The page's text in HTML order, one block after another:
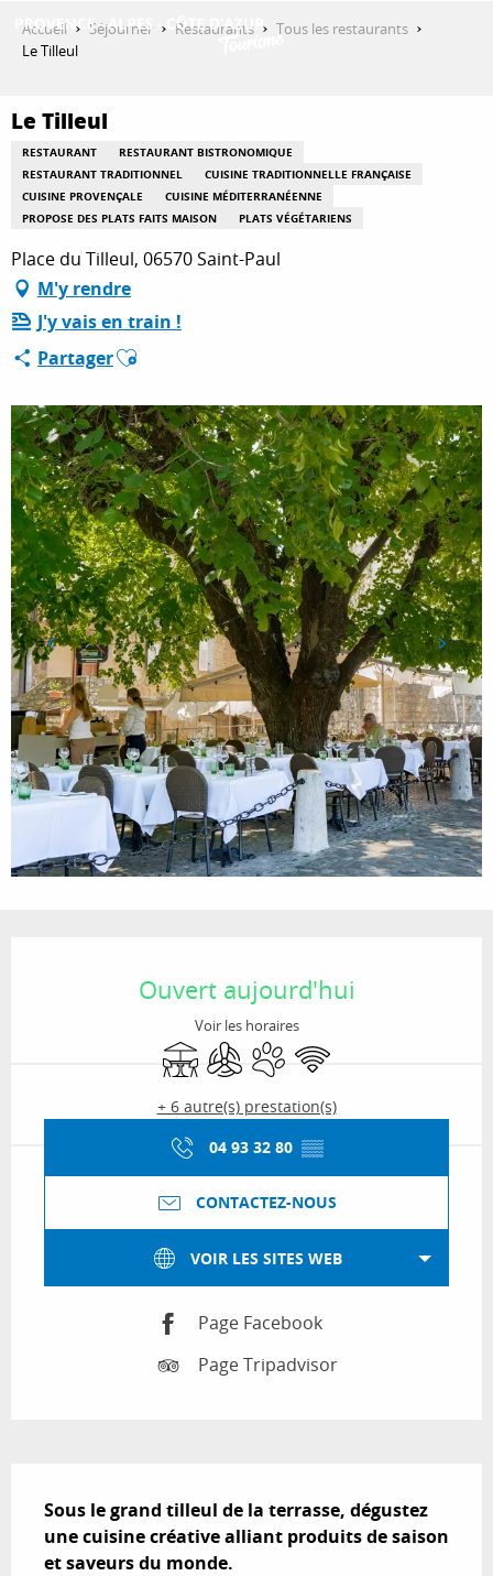
QUE FAIRE ?
SÉJOURNER
ESPACE PRO
Accueil Séjourner Restaurants
Tous les restaurants
Le Tilleul
Le Tilleul
RESTAURANT
RESTAURANT BISTRONOMIQUE
RESTAURANT TRADITIONNEL
CUISINE TRADITIONNELLE FRANÇAISE
CUISINE PROVENÇALE
CUISINE MÉDITERRANÉENNE
PROPOSE DES PLATS FAITS MAISON
PLATS VÉGÉTARIENS
Place du Tilleul, 06570 Saint-Paul
M'y rendre
J'y vais en train !
PartagerAjouter aux favoris
Ouvert aujourd'hui
Voir les horaires
TerrasseAir conditionné
Animaux acceptés
WiFi
+ 6 autre(s) prestation(s)
04 93 32 80 ▒▒
CONTACTEZ-NOUS
VOIR LES SITES WEB
Page Facebook
Page Tripadvisor
Sous le grand tilleul de la terrasse, dégustez
une cuisine créative alliant produits de saison
et saveurs du monde.